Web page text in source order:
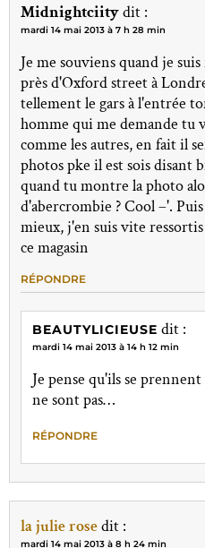
Midnightciitydit :
mardi 14 mai 2013 à 7 h 28 min
Je me souviens quand je
près d'Oxford street à
tellement le gars à l'entrée
homme qui me demande tu
comme les autres, en fait il
photos pke il est sois disant
quand tu montre la photo
d'abercrombie ? Cool –'.
mieux, j'en suis vite ressortis
ce magasin
RÉPONDRE
BEAUTYLICIEUSE dit :
mardi 14 mai 2013 à 14 h 12 min
Je pense qu'ils se
ne sont pas…
RÉPONDRE
la julie rosedit :
mardi 14 mai 2013 à 8 h 24 min